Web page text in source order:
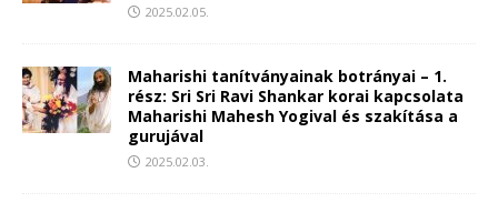
2025.02.05.
Maharishi tanítványainak botrányai – 1.
rész: Sri Sri Ravi Shankar korai kapcsolata
Maharishi Mahesh Yogival és szakítása a
gurujával
2025.02.03.